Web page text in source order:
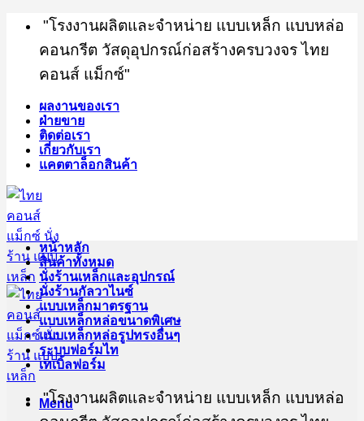
content
"โรงงานผลิตและจำหน่าย แบบเหล็ก แบบหล่อ
คอนกรีต วัสดุอุปกรณ์ก่อสร้างครบวงจร ไทย
คอนส์ แม็กซ์"
ผลงานของเรา
ฝ่ายขาย
ติดต่อเรา
เกี่ยวกับเรา
แคตตาล็อกสินค้า
Menu
หน้าหลัก
สินค้าทั้งหมด
นั่งร้านเหล็กและอุปกรณ์
นั่งร้านกัลวาไนซ์
แบบเหล็กมาตรฐาน
แบบเหล็กหล่อขนาดพิเศษ
แบบเหล็กหล่อรูปทรงอื่นๆ
ระบบฟอร์มไท
เทเบิ้ลฟอร์ม
"โรงงานผลิตและจำหน่าย แบบเหล็ก แบบหล่อ